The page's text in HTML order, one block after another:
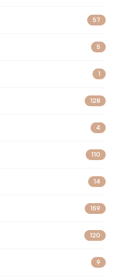
57
5
1
128
4
110
14
159
120
9